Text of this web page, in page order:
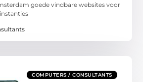
goede vindbare websites voor
COMPUTERS / CONSULTANTS